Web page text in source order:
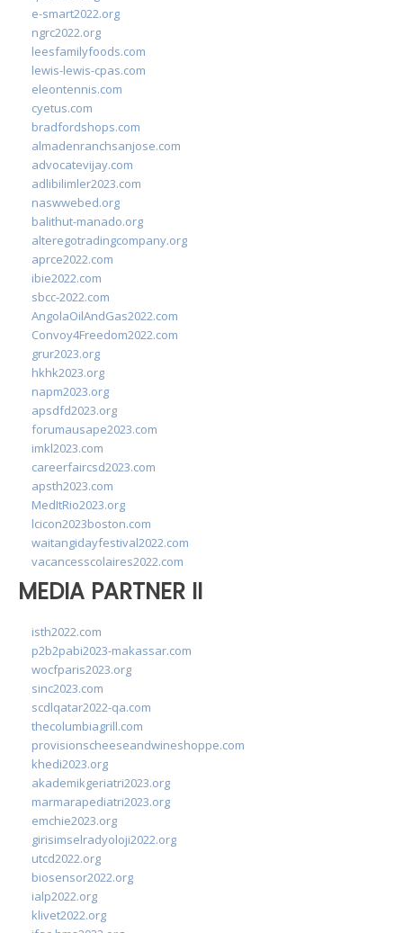
e-smart2022.org
ngrc2022.org
leesfamilyfoods.com
lewis-lewis-cpas.com
eleontennis.com
cyetus.com
bradfordshops.com
almadenranchsanjose.com
advocatevijay.com
adlibilimler2023.com
naswwebed.org
balithut-manado.org
alteregotradingcompany.org
aprce2022.com
ibie2022.com
sbcc-2022.com
AngolaOilAndGas2022.com
Convoy4Freedom2022.com
grur2023.org
hkhk2023.org
napm2023.org
apsdfd2023.org
forumausape2023.com
imkl2023.com
careerfaircsd2023.com
apsth2023.com
MedItRio2023.org
lcicon2023boston.com
waitangidayfestival2022.com
vacancesscolaires2022.com
MEDIA PARTNER II
isth2022.com
p2b2pabi2023-makassar.com
wocfparis2023.org
sinc2023.com
scdlqatar2022-qa.com
thecolumbiagrill.com
provisionscheeseandwineshoppe.com
khedi2023.org
akademikgeriatri2023.org
marmarapediatri2023.org
emchie2023.org
girisimselradyoloji2022.org
utcd2022.org
biosensor2022.org
ialp2022.org
klivet2022.org